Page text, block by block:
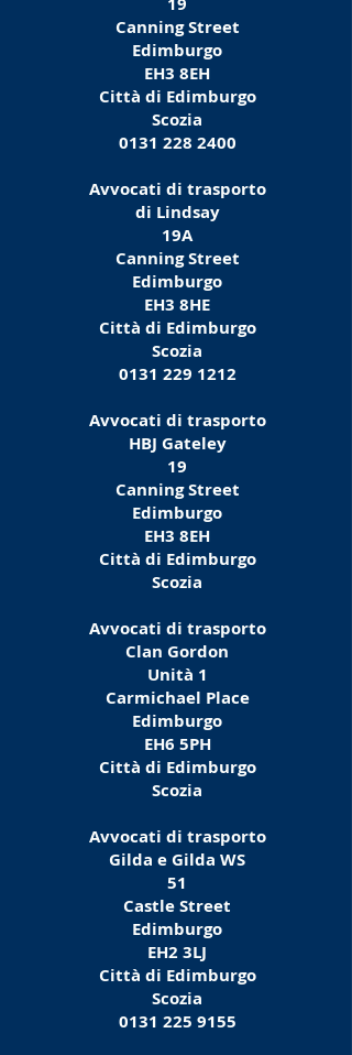
Canning Street
Edimburgo
EH3 8EH
Città di Edimburgo
Scozia
0131 228 2400
Avvocati di trasporto
di Lindsay
19A
Canning Street
Edimburgo
EH3 8HE
Città di Edimburgo
Scozia
0131 229 1212
Avvocati di trasporto
HBJ Gateley
19
Canning Street
Edimburgo
EH3 8EH
Città di Edimburgo
Scozia
Avvocati di trasporto
Clan Gordon
Unità 1
Carmichael Place
Edimburgo
EH6 5PH
Città di Edimburgo
Scozia
Avvocati di trasporto
Gilda e Gilda WS
51
Castle Street
Edimburgo
EH2 3LJ
Città di Edimburgo
Scozia
0131 225 9155